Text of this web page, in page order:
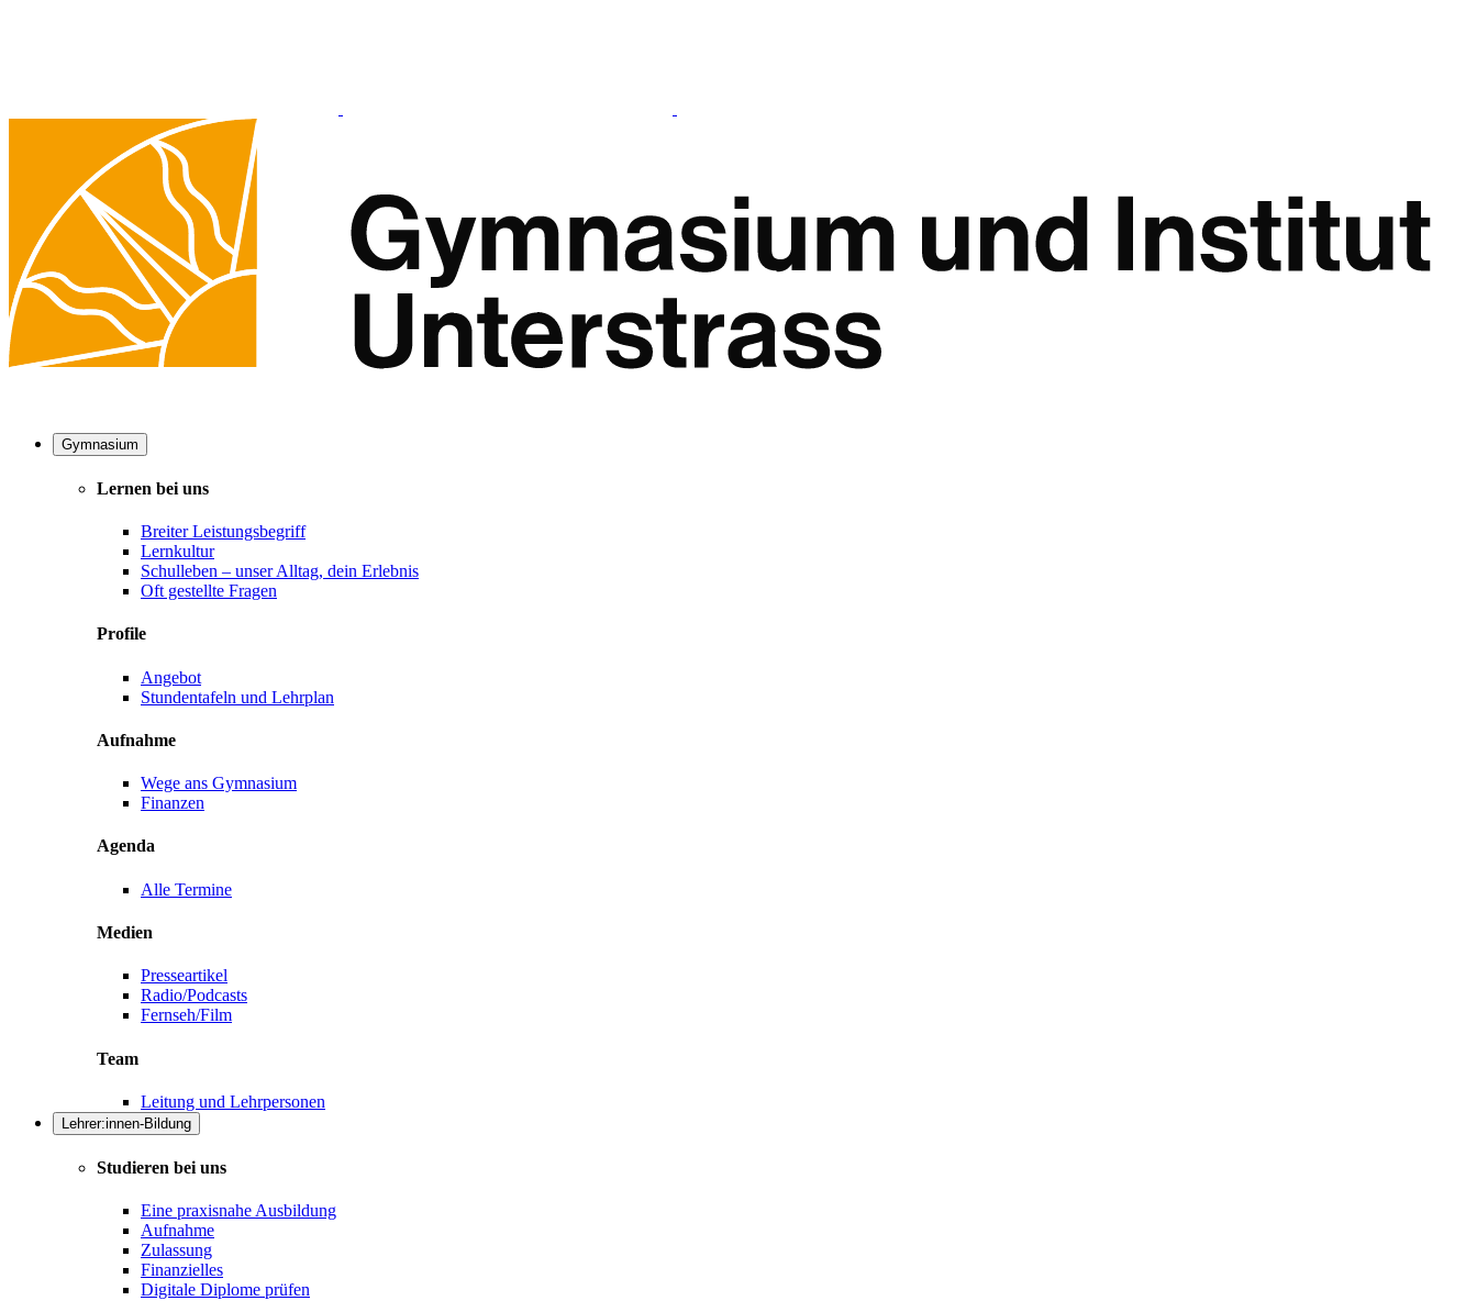
Gymnasium
Lernen bei uns
Breiter Leistungsbegriff
Lernkultur
Schulleben – unser Alltag, dein Erlebnis
Oft gestellte Fragen
Profile
Angebot
Stundentafeln und Lehrplan
Aufnahme
Wege ans Gymnasium
Finanzen
Agenda
Alle Termine
Medien
Presseartikel
Radio/Podcasts
Fernseh/Film
Team
Leitung und Lehrpersonen
Lehrer:innen-Bildung
Studieren bei uns
Eine praxisnahe Ausbildung
Aufnahme
Zulassung
Finanzielles
Digitale Diplome prüfen